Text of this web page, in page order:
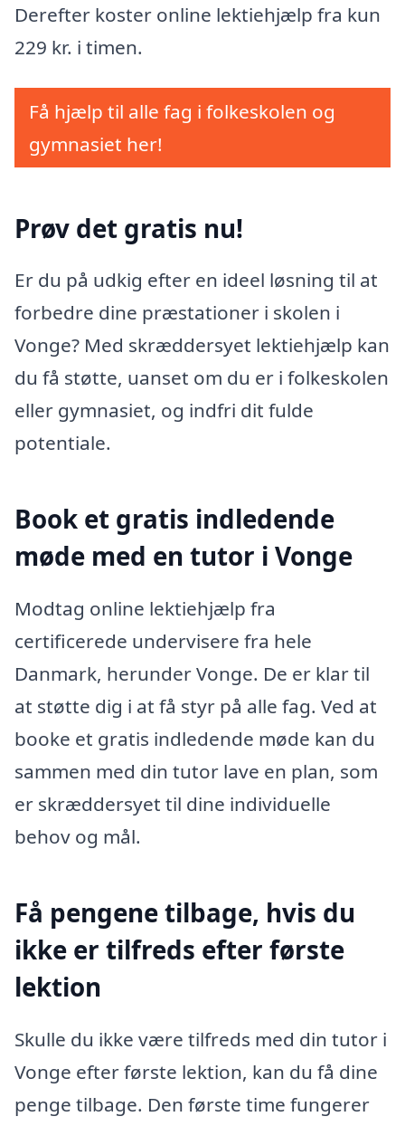
Derefter koster online lektiehjælp fra kun
229 kr. i timen.
Få hjælp til alle fag i folkeskolen og
gymnasiet her!
Prøv det gratis nu!
Er du på udkig efter en ideel løsning til at
forbedre dine præstationer i skolen i
Vonge? Med skræddersyet lektiehjælp kan
du få støtte, uanset om du er i folkeskolen
eller gymnasiet, og indfri dit fulde
potentiale.
Book et gratis indledende
møde med en tutor i Vonge
Modtag online lektiehjælp fra
certificerede undervisere fra hele
Danmark, herunder Vonge. De er klar til
at støtte dig i at få styr på alle fag. Ved at
booke et gratis indledende møde kan du
sammen med din tutor lave en plan, som
er skræddersyet til dine individuelle
behov og mål.
Få pengene tilbage, hvis du
ikke er tilfreds efter første
lektion
Skulle du ikke være tilfreds med din tutor i
Vonge efter første lektion, kan du få dine
penge tilbage. Den første time fungerer